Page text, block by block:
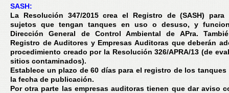
SASH:
La Resolución 347/2015 crea el Registro de (SASH)
sujetos que tengan tanques en uso o desuso, y
Dirección General de Control Ambiental de APra.
Registro de Auditores y Empresas Auditoras que deberán
procedimiento creado por la Resolución 326/APRA/13 (de
sitios contaminados).
Establece un plazo de 60 días para el registro de los tanques
la fecha de publicación.
Por otra parte las empresas auditoras tienen que dar aviso